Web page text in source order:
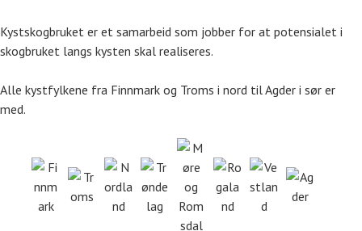
Kystskogbruket er et samarbeid som jobber for at potensialet i
skogbruket langs kysten skal realiseres.
Alle kystfylkene fra Finnmark og Troms i nord til Agder i sør er
med.
Finnmark
Troms
NordlandTrøndelag
og
Romsdal
RogalandVestland